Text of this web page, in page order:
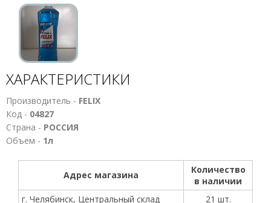
ХАРАКТЕРИСТИКИ
Производитель - FELIX
Код - 04827
Страна - РОССИЯ
Объем - 1л
Адрес магазина
Количество
в наличии
г. Челябинск, Центральный склад
21 шт.